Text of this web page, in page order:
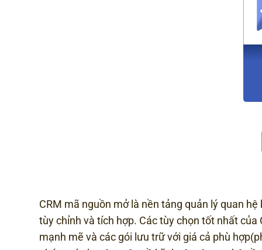
CRM mã nguồn mở là nền tảng quản lý quan
tùy chỉnh và tích hợp. Các tùy chọn tốt nhất
mạnh mẽ và các gói lưu trữ với giá cả phù